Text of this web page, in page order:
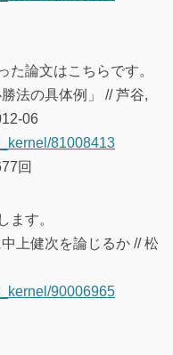
た論文はこちらです。
法の具体例」 // 芦谷,
06
81008413
回
ます。
上健次を論じるか // 松
90006965